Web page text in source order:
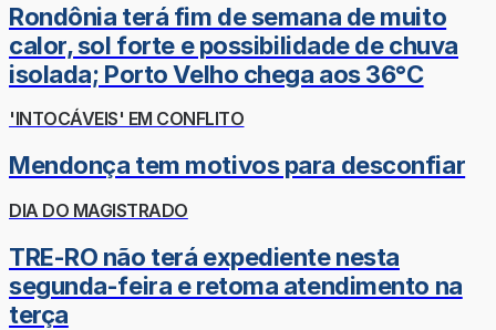
Rondônia terá fim de semana de muito
calor, sol forte e possibilidade de chuva
isolada; Porto Velho chega aos 36°C
'INTOCÁVEIS' EM CONFLITO
Mendonça tem motivos para desconfiar
DIA DO MAGISTRADO
TRE-RO não terá expediente nesta
segunda-feira e retoma atendimento na
terça